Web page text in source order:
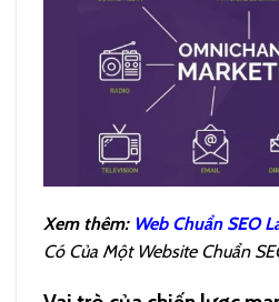
Xem thêm: Web Chuẩn SEO
Có Của Một Website Chuẩn